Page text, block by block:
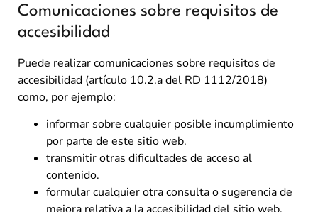
Comunicaciones sobre requisitos de
accesibilidad
Puede realizar comunicaciones sobre requisitos de
accesibilidad (artículo 10.2.a del RD 1112/2018)
como, por ejemplo:
informar sobre cualquier posible incumplimiento
por parte de este sitio web.
transmitir otras dificultades de acceso al
contenido.
formular cualquier otra consulta o sugerencia de